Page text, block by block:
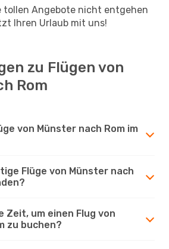
tollen Angebote nicht entgehen
Ihren Urlaub mit uns!
zu Flügen von
Rom
von Münster nach Rom im
Flüge von Münster nach
Zeit, um einen Flug von
zu buchen?